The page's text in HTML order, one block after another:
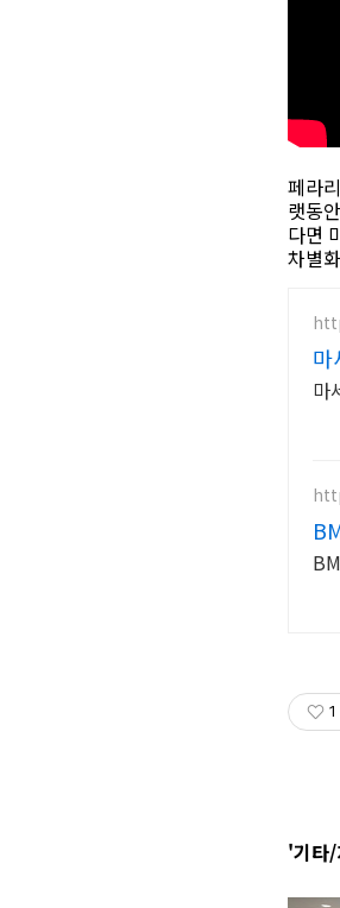
페라
랫동
다면
차별
마
마
1
'기타